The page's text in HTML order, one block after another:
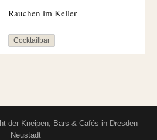
Rauchen im Keller
Cocktailbar
der Kneipen, Bars & Cafés in Dresden
Neustadt